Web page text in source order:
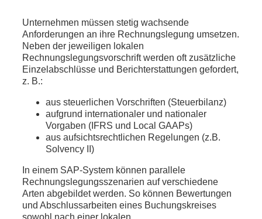
Unternehmen müssen stetig wachsende
Anforderungen an ihre Rechnungslegung umsetzen.
Neben der jeweiligen lokalen
Rechnungslegungsvorschrift werden oft zusätzliche
Einzelabschlüsse und Berichterstattungen gefordert,
z. B.:
aus steuerlichen Vorschriften (Steuerbilanz)
aufgrund internationaler und nationaler
Vorgaben (IFRS und Local GAAPs)
aus aufsichtsrechtlichen Regelungen (z.B.
Solvency II)
In einem SAP-System können parallele
Rechnungslegungsszenarien auf verschiedene
Arten abgebildet werden. So können Bewertungen
und Abschlussarbeiten eines Buchungskreises
sowohl nach einer lokalen